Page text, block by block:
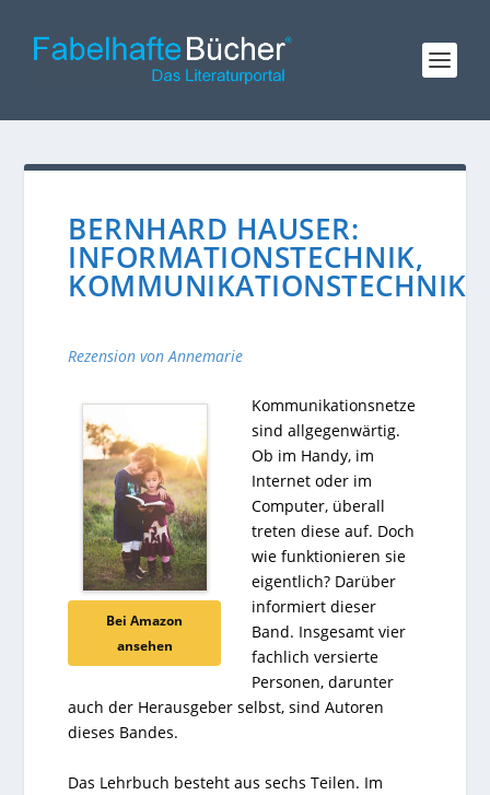
BERNHARD HAUSER:
INFORMATIONSTECHNIK,
KOMMUNIKATIONSTECHNIK
Rezension von Annemarie
Bei Amazon
ansehen
Kommunikationsnetze
sind allgegenwärtig.
Ob im Handy, im
Internet oder im
Computer, überall
treten diese auf. Doch
wie funktionieren sie
eigentlich? Darüber
informiert dieser
Band. Insgesamt vier
fachlich versierte
Personen, darunter
auch der Herausgeber selbst, sind Autoren
dieses Bandes.
Das Lehrbuch besteht aus sechs Teilen. Im